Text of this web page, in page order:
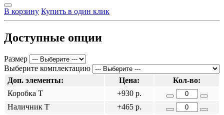
В корзину Купить в один клик
Доступные опции
Размер
Выберите комплектацию
Доп. элементы:
Цена:
Кол-во:
Коробка Т
+930 р.
Наличник Т
+465 р.